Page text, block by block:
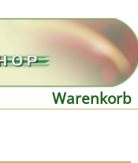
Warenkorb